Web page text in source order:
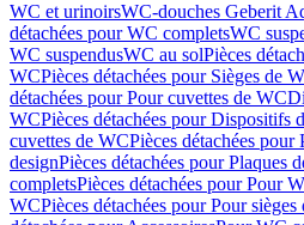
WC et urinoirsWC-douches Geberit
détachées pour WC completsWC
WC suspendusWC au solPièces
WCPièces détachées pour Sièges de
détachées pour Pour cuvettes de WC
WCPièces détachées pour Dispositifs
cuvettes de WCPièces détachées
designPièces détachées pour Plaques
completsPièces détachées pour Pour
WCPièces détachées pour Pour sièges